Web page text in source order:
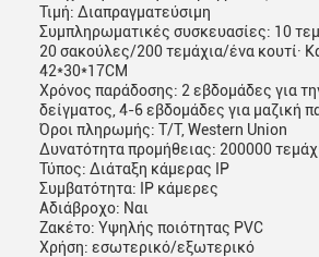
Τιμή: Διαπραγματεύσιμη
Συμπληρωματικές συσκευασίες: 10
20 σακούλες/200 τεμάχια/ένα κουτί·
42*30*17CM
Χρόνος παράδοσης: 2 εβδομάδες για
δείγματος, 4-6 εβδομάδες για μαζική
Όροι πληρωμής: T/T, Western Union
Δυνατότητα προμήθειας: 200000
Τύπος: Διάταξη κάμερας IP
Συμβατότητα: IP κάμερες
Αδιάβροχο: Ναι
Ζακέτο: Υψηλής ποιότητας PVC
Χρήση: εσωτερικό/εξωτερικό